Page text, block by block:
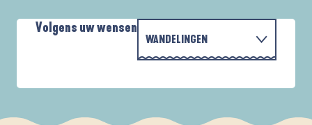
Volgens uw wensen
WANDELINGEN
ALS HET REGENT